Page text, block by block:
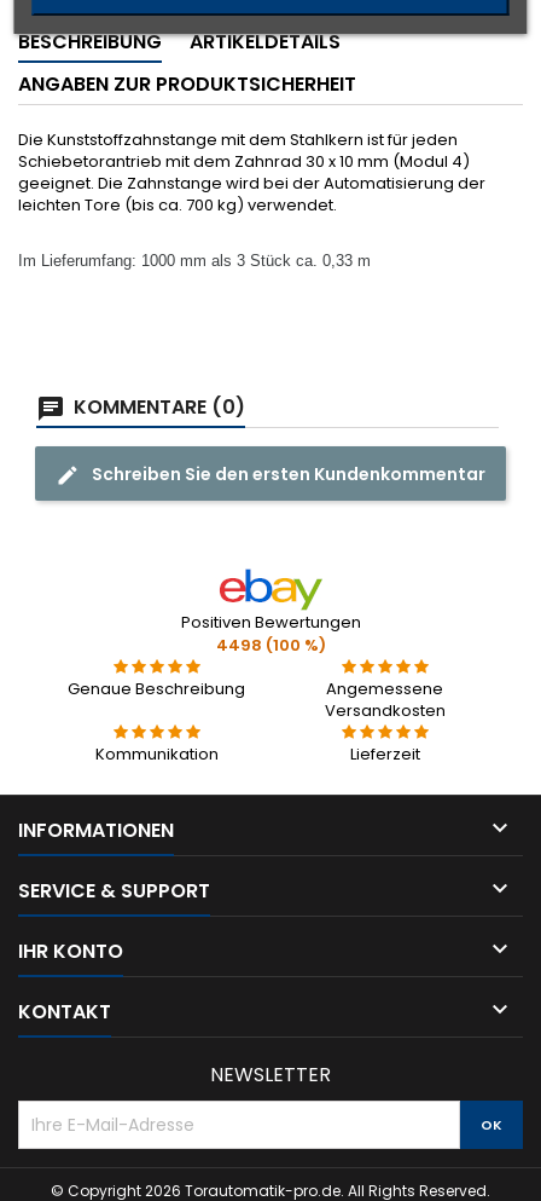
BESCHREIBUNG
ARTIKELDETAILS
ANGABEN ZUR PRODUKTSICHERHEIT
Die Kunststoffzahnstange mit dem Stahlkern ist für jeden
Schiebetorantrieb mit dem Zahnrad 30 x 10 mm (Modul 4)
geeignet. Die Zahnstange wird bei der Automatisierung der
leichten Tore (bis ca. 700 kg) verwendet.
Im Lieferumfang: 1000 mm als 3 Stück ca. 0,33 m
KOMMENTARE (0)
Schreiben Sie den ersten Kundenkommentar
Positiven Bewertungen
4498 (100 %)
Genaue Beschreibung
Angemessene
Versandkosten
Kommunikation
Lieferzeit
INFORMATIONEN 
SERVICE & SUPPORT 
IHR KONTO 
KONTAKT 
NEWSLETTER
© Copyright 2026 Torautomatik-pro.de. All Rights Reserved.